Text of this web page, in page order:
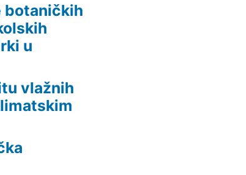
botaničkih
u
vlažnih